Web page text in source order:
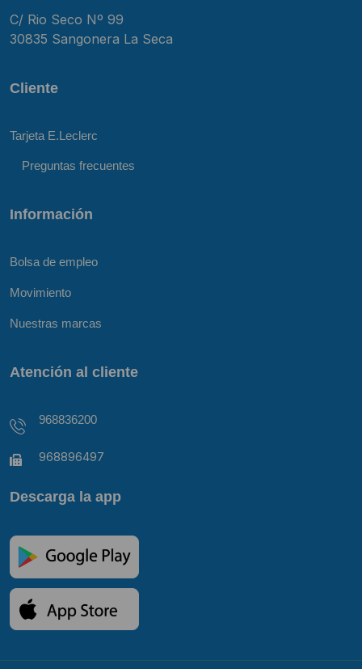
C/ Rio Seco Nº 99
30835 Sangonera La Seca
Cliente
Tarjeta E.Leclerc
Preguntas frecuentes
Información
Bolsa de empleo
Movimiento
Nuestras marcas
Atención al cliente
968836200
968896497
Descarga la app